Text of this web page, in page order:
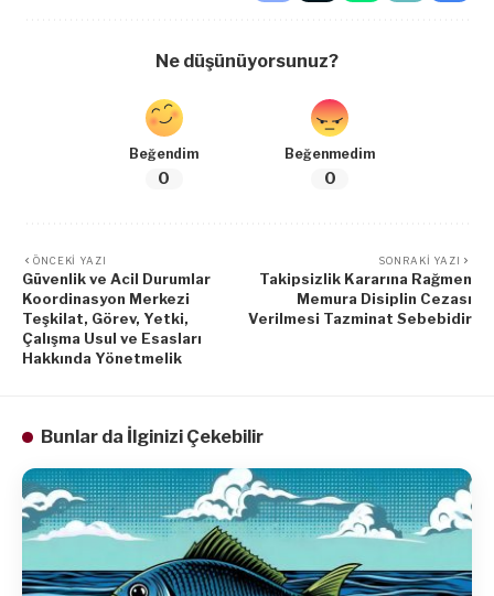
Ne düşünüyorsunuz?
Beğendim
0
Beğenmedim
0
ÖNCEKI YAZI
Güvenlik ve Acil Durumlar
Koordinasyon Merkezi
Teşkilat, Görev, Yetki,
Çalışma Usul ve Esasları
Hakkında Yönetmelik
SONRAKI YAZI
Takipsizlik Kararına Rağmen
Memura Disiplin Cezası
Verilmesi Tazminat Sebebidir
Bunlar da İlginizi Çekebilir